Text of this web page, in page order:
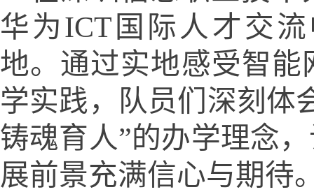
华为ICT国际人才交
地。通过实地感受智
学实践，队员们深刻体
铸魂育人”的办学理念，
展前景充满信心与期待